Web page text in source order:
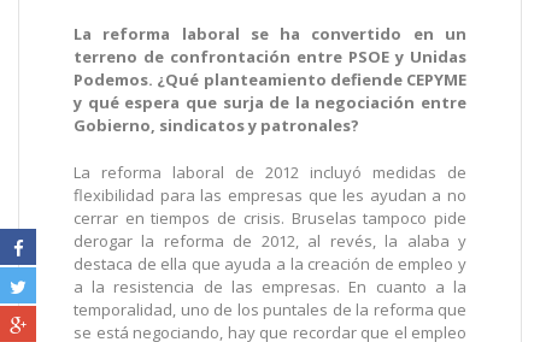
La reforma laboral se ha convertido en un
terreno de confrontación entre PSOE y Unidas
Podemos. ¿Qué planteamiento defiende CEPYME
y qué espera que surja de la negociación entre
Gobierno, sindicatos y patronales?
La reforma laboral de 2012 incluyó medidas de
flexibilidad para las empresas que les ayudan a no
cerrar en tiempos de crisis. Bruselas tampoco pide
derogar la reforma de 2012, al revés, la alaba y
destaca de ella que ayuda a la creación de empleo y
a la resistencia de las empresas. En cuanto a la
temporalidad, uno de los puntales de la reforma que
se está negociando, hay que recordar que el empleo